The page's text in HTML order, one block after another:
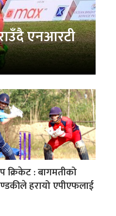
एनआरटी
: बागमतीको
हरायो एपीएफलाई